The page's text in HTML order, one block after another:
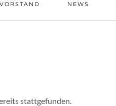
NEWS
stattgefunden.